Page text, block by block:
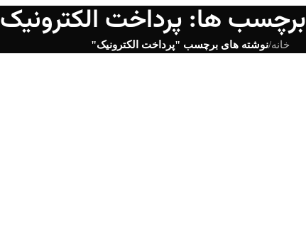
برچسب ها: پرداخت الکترونیک
خانه/نوشته های برچسب "پرداخت الکترونیک"